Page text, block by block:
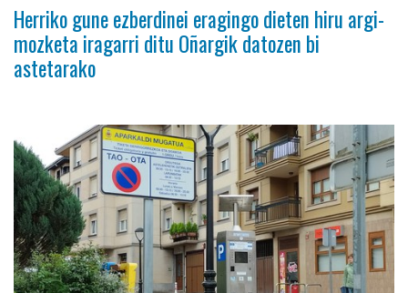
Herriko gune ezberdinei eragingo dieten hiru argi-
mozketa iragarri ditu Oñargik datozen bi
astetarako